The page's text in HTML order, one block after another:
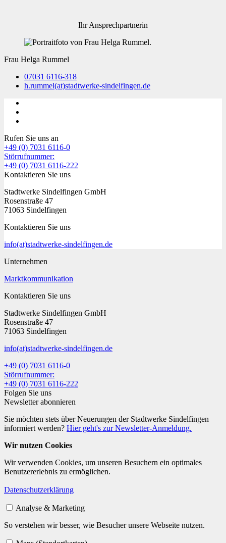
Ihr Ansprechpartnerin
Frau Helga Rummel
07031 6116-318
h.rummel(at)stadtwerke-sindelfingen.de
Rufen Sie uns an
+49 (0) 7031 6116-0
Störrufnummer:
+49 (0) 7031 6116-222
Kontaktieren Sie uns
Stadtwerke Sindelfingen GmbH
Rosenstraße 47
71063 Sindelfingen
Kontaktieren Sie uns
info(at)stadtwerke-sindelfingen.de
Unternehmen
Marktkommunikation
Kontaktieren Sie uns
Stadtwerke Sindelfingen GmbH
Rosenstraße 47
71063 Sindelfingen
info(at)stadtwerke-sindelfingen.de
+49 (0) 7031 6116-0
Störrufnummer:
+49 (0) 7031 6116-222
Folgen Sie uns
Newsletter abonnieren
Sie möchten stets über Neuerungen der Stadtwerke Sindelfingen
informiert werden? Hier geht's zur Newsletter-Anmeldung.
Wir nutzen Cookies
Wir verwenden Cookies, um unseren Besuchern ein optimales
Benutzererlebnis zu ermöglichen.
Datenschutzerklärung
Analyse & Marketing
So verstehen wir besser, wie Besucher unsere Webseite nutzen.